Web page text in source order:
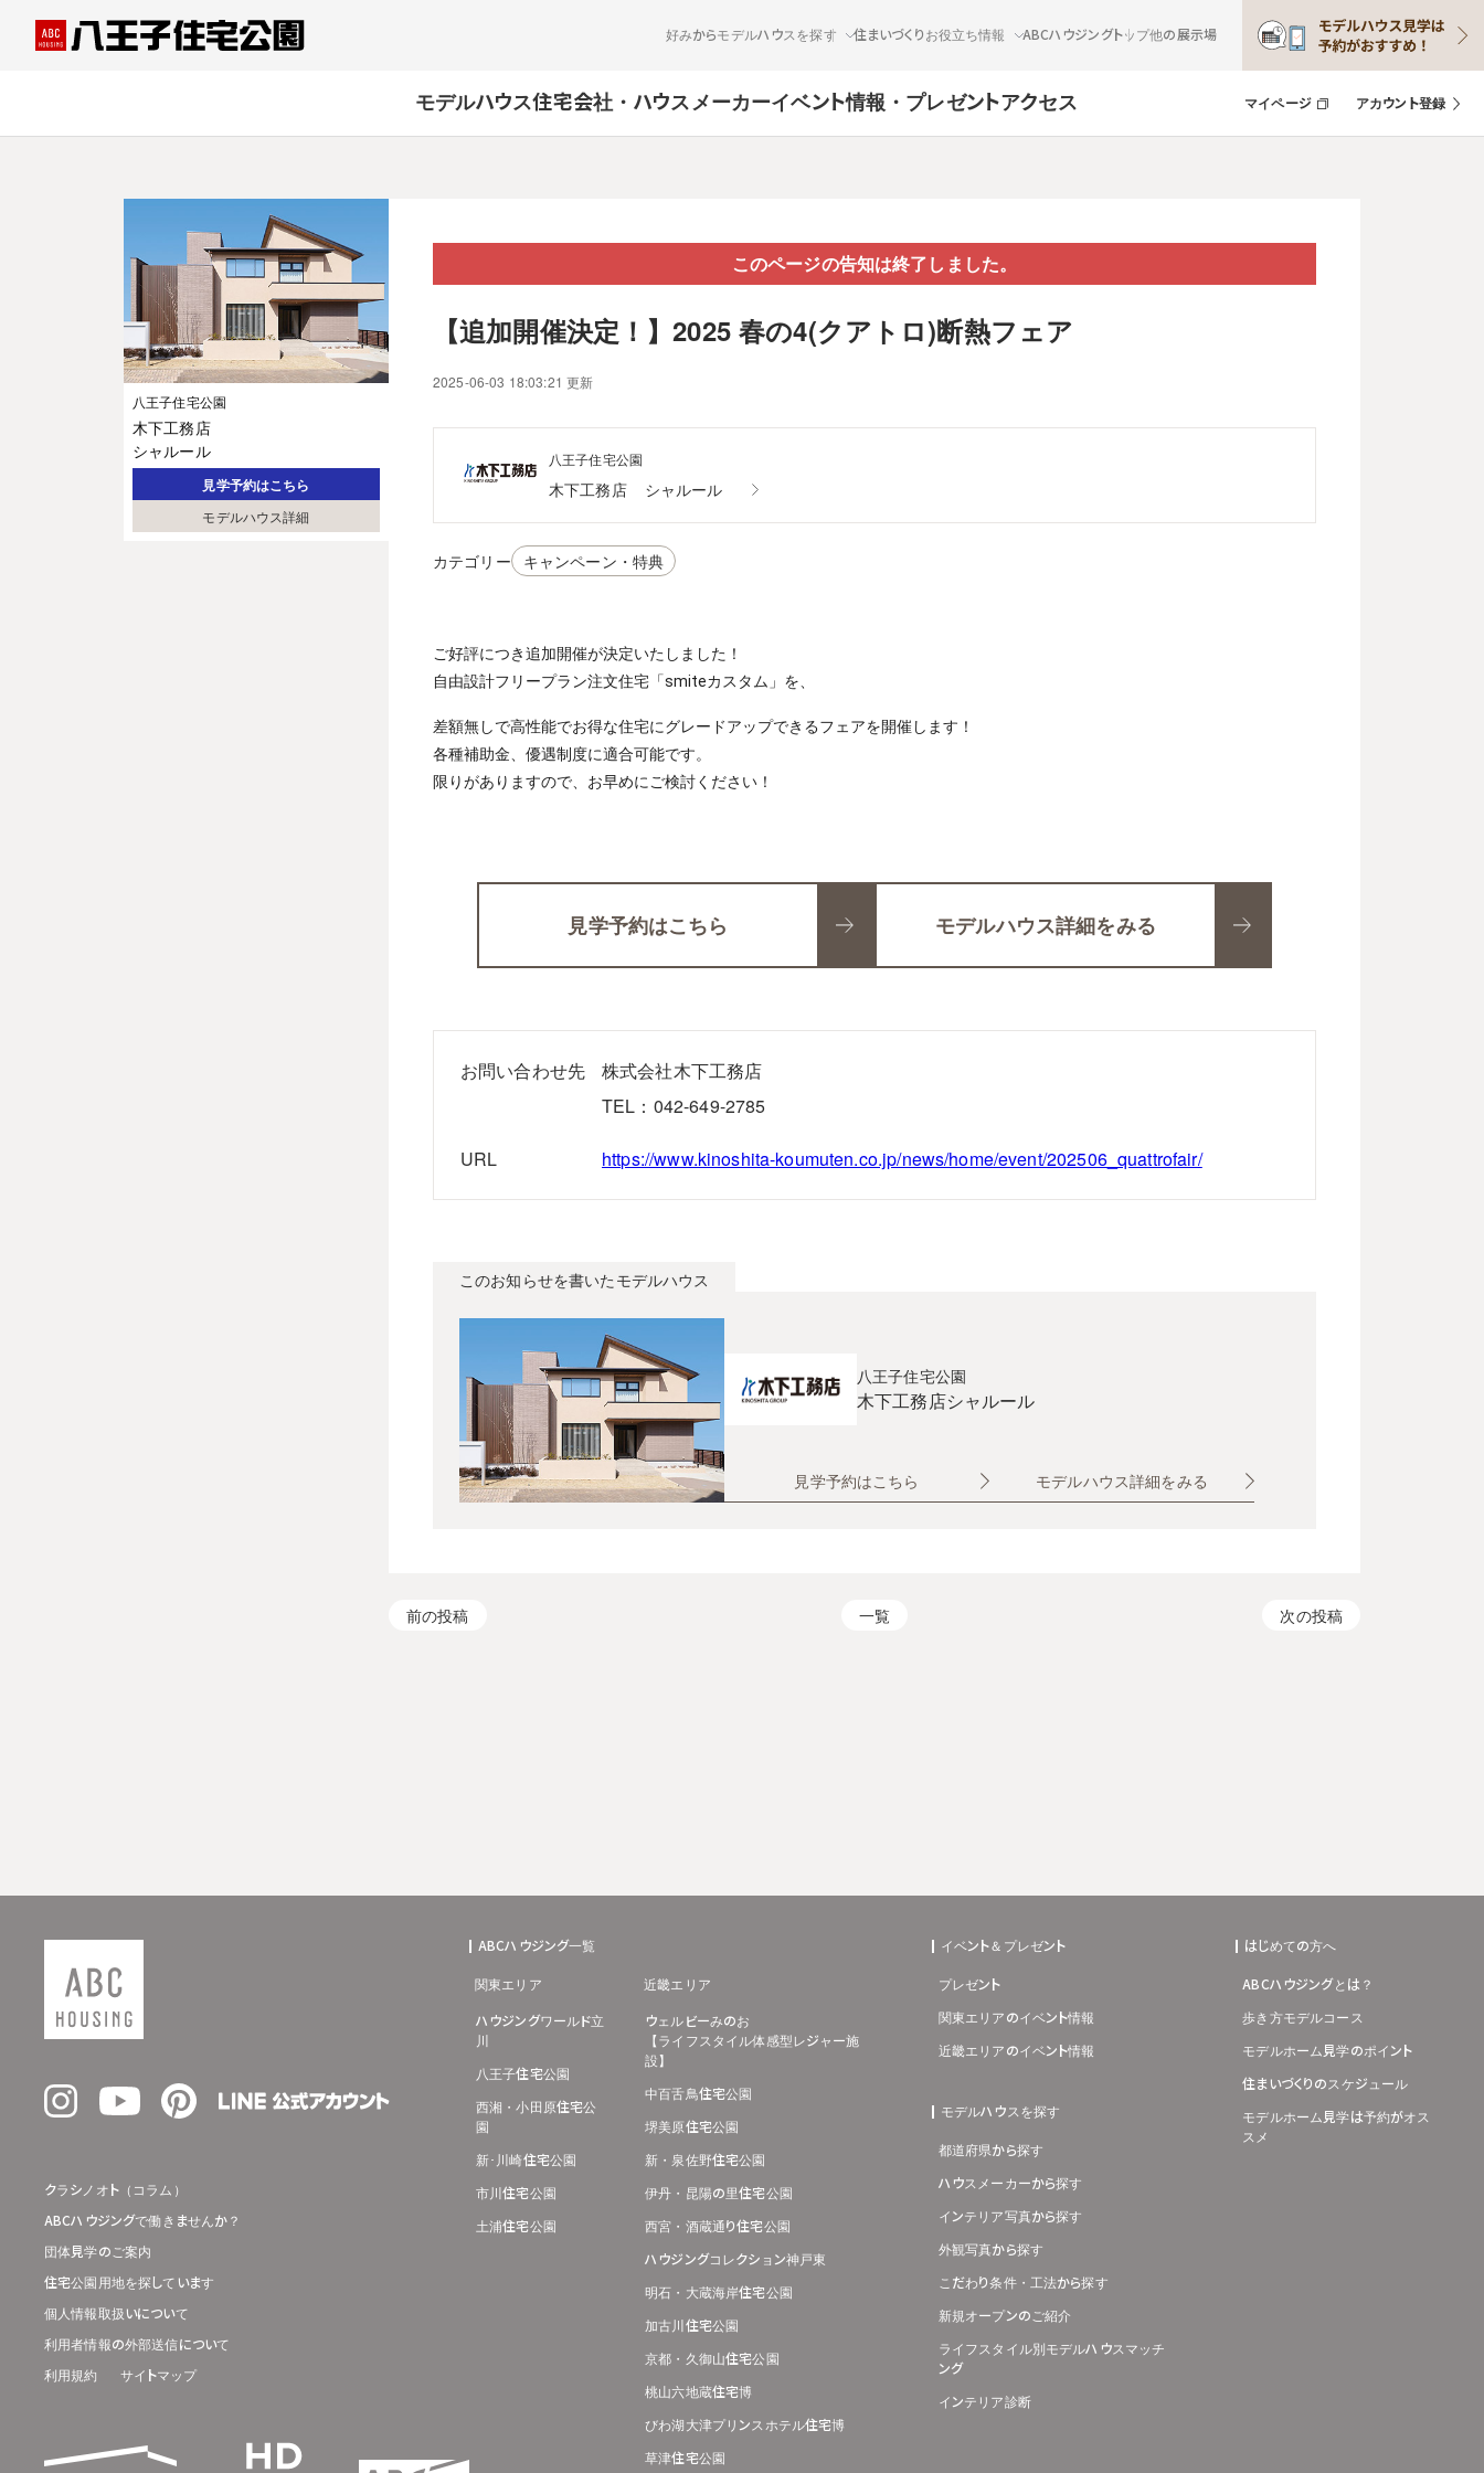
好みからモデルハウスを探す 住まいづくりお役立ち情報 ABCハウジングトップ他の展示場
モデルハウス住宅会社・ハウスメーカーイベント情報・プレゼントアクセス マイページ アカウント登録
八王子住宅公園
木下工務店
シャルール
見学予約はこちら
モデルハウス詳細
このページの告知は終了しました。
【追加開催決定！】2025 春の4(クアトロ)断熱フェア
2025-06-03 18:03:21 更新
八王子住宅公園
木下工務店 シャルール
カテゴリー キャンペーン・特典
ご好評につき追加開催が決定いたしました！
自由設計フリープラン注文住宅「smiteカスタム」を、
差額無しで高性能でお得な住宅にグレードアップできるフェアを開催します！
各種補助金、優遇制度に適合可能です。
限りがありますので、お早めにご検討ください！
見学予約はこちら モデルハウス詳細をみる
お問い合わせ先
株式会社木下工務店
TEL：042-649-2785
URL https://www.kinoshita-koumuten.co.jp/news/home/event/202506_quattrofair/
このお知らせを書いたモデルハウス
八王子住宅公園
木下工務店シャルール
見学予約はこちら モデルハウス詳細をみる
前の投稿 一覧 次の投稿
ABCハウジング一覧
関東エリア
ハウジングワールド立
川
八王子住宅公園
西湘・小田原住宅公
園
新･川崎住宅公園
市川住宅公園
土浦住宅公園
近畿エリア
ウェルビーみのお
【ライフスタイル体感型レジャー施
設】
中百舌鳥住宅公園
堺美原住宅公園
新・泉佐野住宅公園
伊丹・昆陽の里住宅公園
西宮・酒蔵通り住宅公園
ハウジングコレクション神戸東
明石・大蔵海岸住宅公園
加古川住宅公園
京都・久御山住宅公園
桃山六地蔵住宅博
びわ湖大津プリンスホテル住宅博
草津住宅公園
イベント＆プレゼント
プレゼント
関東エリアのイベント情報
近畿エリアのイベント情報
モデルハウスを探す
都道府県から探す
ハウスメーカーから探す
インテリア写真から探す
外観写真から探す
こだわり条件・工法から探す
新規オープンのご紹介
ライフスタイル別モデルハウスマッチ
ング
インテリア診断
はじめての方へ
ABCハウジングとは？
歩き方モデルコース
モデルホーム見学のポイント
住まいづくりのスケジュール
モデルホーム見学は予約がオス
スメ
クラシノオト（コラム）
ABCハウジングで働きませんか？
団体見学のご案内
住宅公園用地を探しています
個人情報取扱いについて
利用者情報の外部送信について
利用規約
サイトマップ